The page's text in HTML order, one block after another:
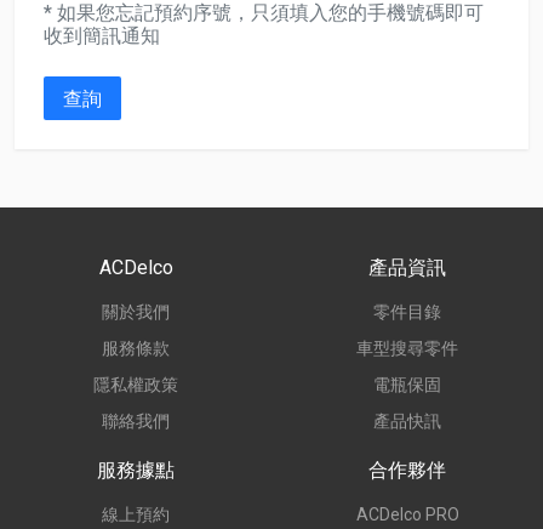
* 如果您忘記預約序號，只須填入您的手機號碼即可
收到簡訊通知
查詢
ACDelco
關於我們
服務條款
隱私權政策
聯絡我們
產品資訊
零件目錄
車型搜尋零件
電瓶保固
產品快訊
服務據點
線上預約
合作夥伴
ACDelco PRO